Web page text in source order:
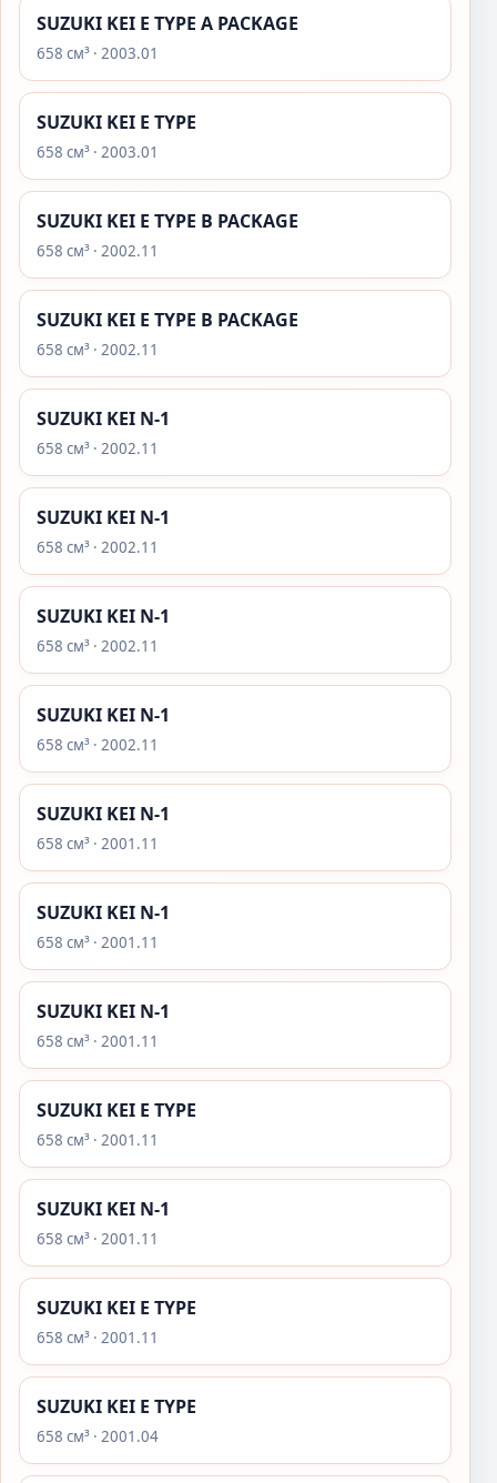
SUZUKI KEI E TYPE A PACKAGE
658 см³ · 2003.01
SUZUKI KEI E TYPE
658 см³ · 2003.01
SUZUKI KEI E TYPE B PACKAGE
658 см³ · 2002.11
SUZUKI KEI E TYPE B PACKAGE
658 см³ · 2002.11
SUZUKI KEI N-1
658 см³ · 2002.11
SUZUKI KEI N-1
658 см³ · 2002.11
SUZUKI KEI N-1
658 см³ · 2002.11
SUZUKI KEI N-1
658 см³ · 2002.11
SUZUKI KEI N-1
658 см³ · 2001.11
SUZUKI KEI N-1
658 см³ · 2001.11
SUZUKI KEI N-1
658 см³ · 2001.11
SUZUKI KEI E TYPE
658 см³ · 2001.11
SUZUKI KEI N-1
658 см³ · 2001.11
SUZUKI KEI E TYPE
658 см³ · 2001.11
SUZUKI KEI E TYPE
658 см³ · 2001.04